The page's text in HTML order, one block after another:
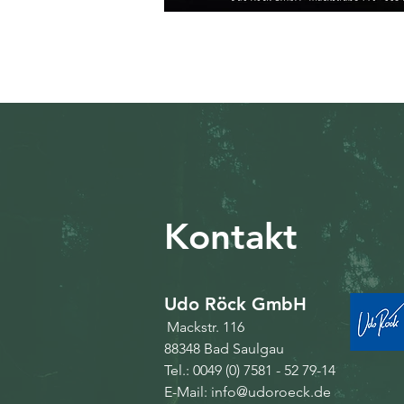
Kontakt
Udo Röck GmbH​
Mackstr. 116
88348 Bad Saulgau
Tel.: 0049 (0) 7581 - 52 79-14
E-Mail: info@udoroeck.de